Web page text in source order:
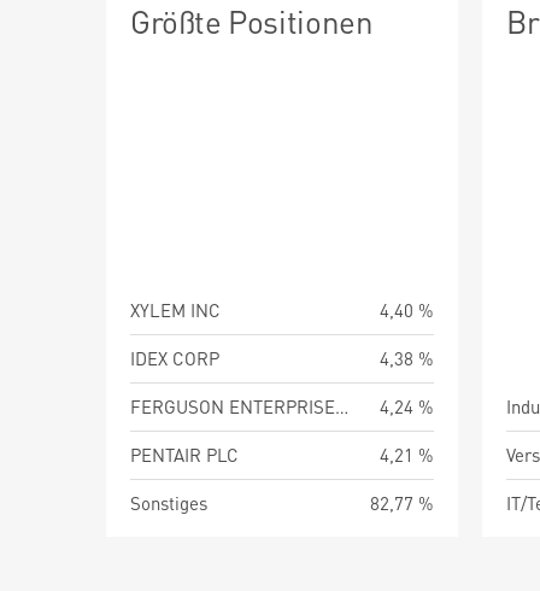
Größte Positionen
XYLEM INC
4,40 %
IDEX CORP
4,38 %
FERGUSON ENTERPRISES INC
4,24 %
PENTAIR PLC
4,21 %
Sonstiges
82,77 %
IT/